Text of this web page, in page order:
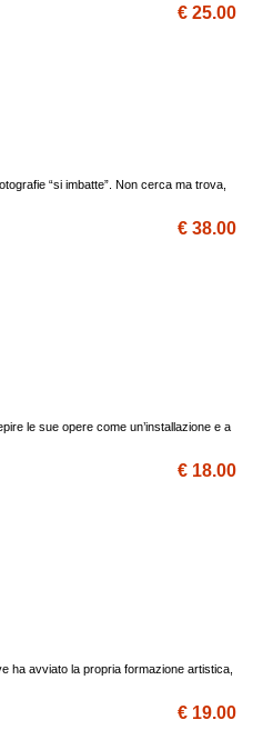
€ 25.00
“si imbatte”. Non cerca ma trova,
€ 38.00
le sue opere come un’installazione e a
€ 18.00
ha avviato la propria formazione artistica,
€ 19.00